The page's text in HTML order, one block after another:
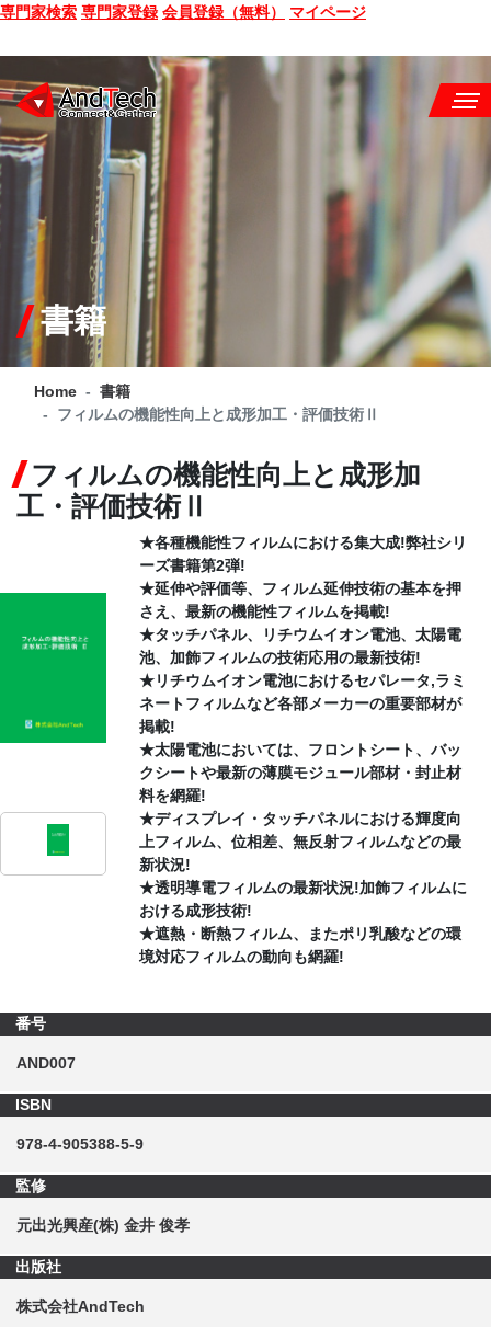
専門家検索 専門家登録 会員登録（無料） マイページ
SEMINAR
BOOK
CONSULTING
SERVICE
COMPANY
Q&A
CONTACT
書籍
Home
書籍
フィルムの機能性向上と成形加工・評価技術Ⅱ
フィルムの機能性向上と成形加
工・評価技術Ⅱ
★各種機能性フィルムにおける集大成!弊社シリ
ーズ書籍第2弾!
★延伸や評価等、フィルム延伸技術の基本を押
さえ、最新の機能性フィルムを掲載!
★タッチパネル、リチウムイオン電池、太陽電
池、加飾フィルムの技術応用の最新技術!
★リチウムイオン電池におけるセパレータ,ラミ
ネートフィルムなど各部メーカーの重要部材が
掲載!
★太陽電池においては、フロントシート、バッ
クシートや最新の薄膜モジュール部材・封止材
料を網羅!
★ディスプレイ・タッチパネルにおける輝度向
上フィルム、位相差、無反射フィルムなどの最
新状況!
★透明導電フィルムの最新状況!加飾フィルムに
おける成形技術!
★遮熱・断熱フィルム、またポリ乳酸などの環
境対応フィルムの動向も網羅!
番号
AND007
ISBN
978-4-905388-5-9
監修
元出光興産(株) 金井 俊孝
出版社
株式会社AndTech